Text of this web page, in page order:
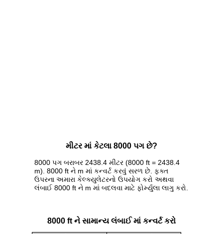
મીટર માં કેટલા 8000 પગ છે?
8000 પગ બરાબર 2438.4 મીટર (8000 ft = 2438.4
m). 8000 ft ને m માં કન્વર્ટ કરવું સરળ છે. ફક્ત
ઉપરના અમારા કેલ્ક્યુલેટરનો ઉપયોગ કરો અથવા
લંબાઈ 8000 ft ને m માં બદલવા માટે ફોર્મ્યુલા લાગુ કરો.
8000 ft ને સામાન્ય લંબાઈ માં કન્વર્ટ કરો